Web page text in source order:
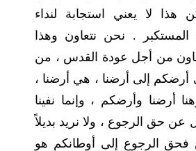
لا يعني استجابة لنداء
المستكبر . نحن نتعاون وهذا
من أجل عودة القدس ، من
أرضكم إلى أرضنا ، هي أرضنا ،
أرضنا وأرضكم ، وإنما نفينا
عن حق الرجوع ، ولا نريد بديلاً
الرجوع إلى أوطانكم هو